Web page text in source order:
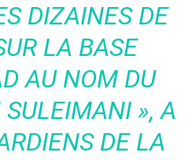
DIZAINES DE
LA BASE
AU NOM DU
», A
DE LA